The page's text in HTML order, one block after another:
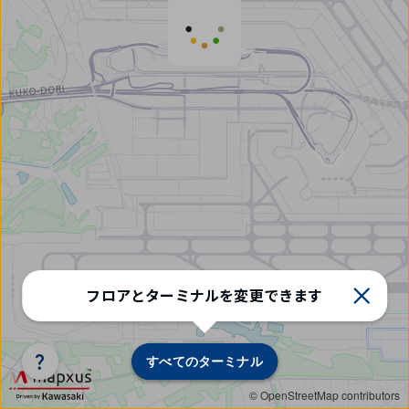
© OpenStreetMap contributors
すべてのターミナル
すべてのターミナル
ミ
ナ
ル/
フ
ロ
フロアとターミナルを変更できます